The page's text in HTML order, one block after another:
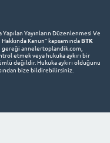
Yayınların Düzenlenmesi Ve
Kanun” kapsamındaBTK
gereği annelertoplandik.com,
etmek veya hukuka aykırı bir
değildir. Hukuka aykırı olduğunu
bize bildirebilirsiniz.